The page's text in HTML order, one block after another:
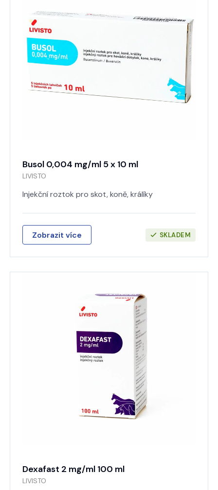
Busol 0,004 mg/ml 5 x 10 ml
LIVISTO
Injekční roztok pro skot, koně, králíky
Zobrazit více SKLADEM
Dexafast 2 mg/ml 100 ml
LIVISTO